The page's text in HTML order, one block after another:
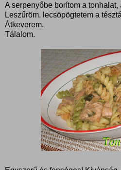
A serpenyőbe borítom a tonhalat,
Leszűröm, lecsöpögtetem a
Átkeverem.
Tálalom.